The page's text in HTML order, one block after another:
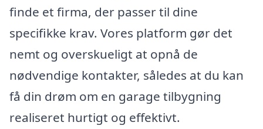
finde et firma, der passer til dine
specifikke krav. Vores platform gør det
nemt og overskueligt at opnå de
nødvendige kontakter, således at du kan
få din drøm om en garage tilbygning
realiseret hurtigt og effektivt.